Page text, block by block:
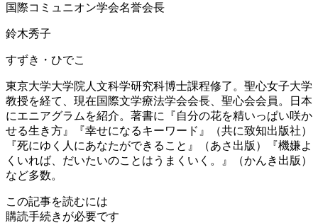
国際コミュニオン学会名誉会長
鈴木秀子
すずき・ひでこ
東京大学大学院人文科学研究科博士課程修了。聖心女子大学
教授を経て、現在国際文学療法学会会長、聖心会会員。日本
にエニアグラムを紹介。著書に『自分の花を精いっぱい咲か
せる生き方』『幸せになるキーワード』（共に致知出版社）
『死にゆく人にあなたができること』（あさ出版）『機嫌よ
くいれば、だいたいのことはうまくいく。』（かんき出版）
など多数。
この記事を読むには
購読手続きが必要です